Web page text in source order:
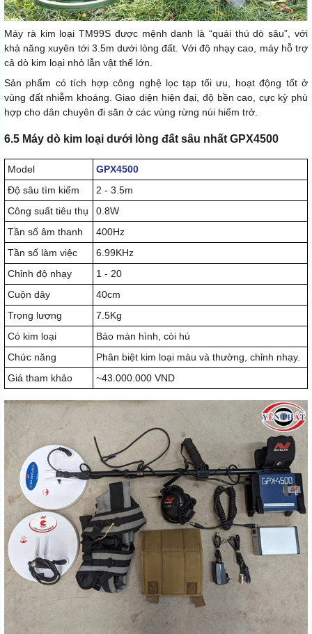
Máy rà kim loại TM99S được mệnh danh là “quái thú dò sâu”, với
khả năng xuyên tới 3.5m dưới lòng đất. Với độ nhạy cao, máy hỗ trợ
cả dò kim loại nhỏ lẫn vật thể lớn.
Sản phẩm có tích hợp công nghệ lọc tạp tối ưu, hoạt động tốt ở
vùng đất nhiễm khoáng. Giao diện hiện đại, độ bền cao, cực kỳ phù
hợp cho dân chuyên đi săn ở các vùng rừng núi hiểm trở.
6.5 Máy dò kim loại dưới lòng đất sâu nhất GPX4500
Model
GPX4500
Độ sâu tìm kiếm
2 - 3.5m
Công suất tiêu thụ
0.8W
Tần số âm thanh
400Hz
Tần số làm việc
6.99KHz
Chỉnh độ nhạy
1 - 20
Cuộn dây
40cm
Trọng lượng
7.5Kg
Có kim loại
Báo màn hình, còi hú
Chức năng
Phân biệt kim loại màu và thường, chỉnh nhạy.
Giá tham khảo
~43.000.000 VND